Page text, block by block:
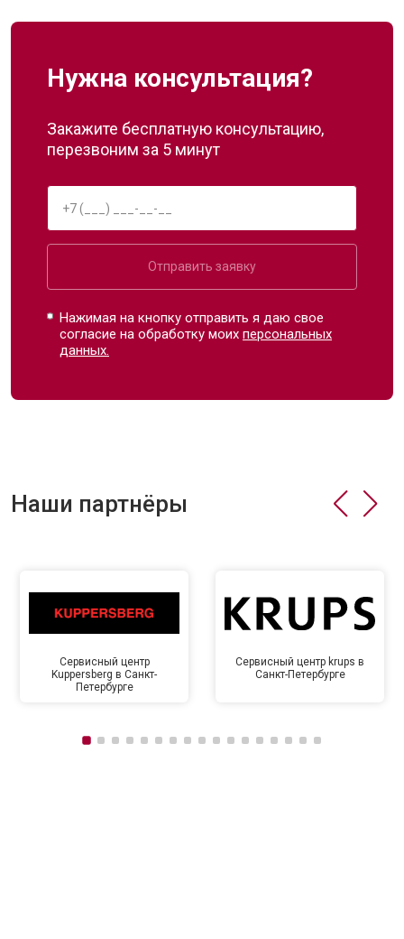
Нужна консультация?
Закажите бесплатную консультацию,
перезвоним за 5 минут
Отправить заявку
Нажимая на кнопку отправить я даю свое
согласие на обработку моихперсональных
данных.
Наши партнёры
Сервисный центр
Kuppersberg в Санкт-
Петербурге
Сервисный центр krups в
Санкт-Петербурге